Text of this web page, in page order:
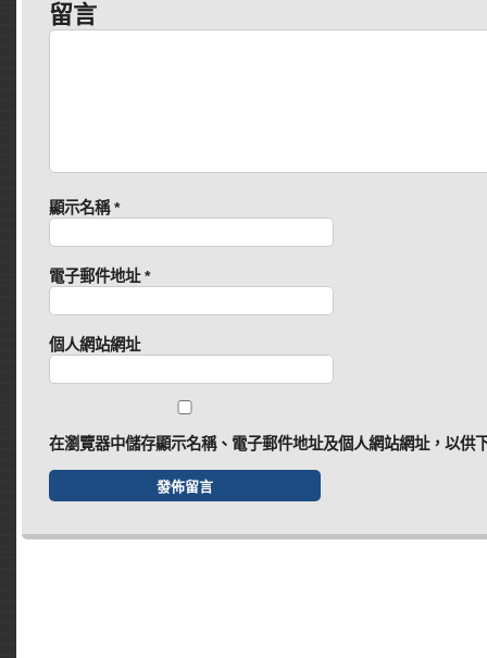
留言
顯示名稱*
電子郵件地址*
個人網站網址
在瀏覽器中儲存顯示名稱、電子郵件地址及個人網站網址，以供